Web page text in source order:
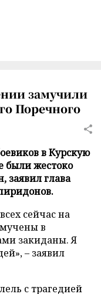
замучили
Поречного
в Курскую
были жестоко
заявил глава
сейчас на
в
закиданы. Я
– заявил
с трагедией